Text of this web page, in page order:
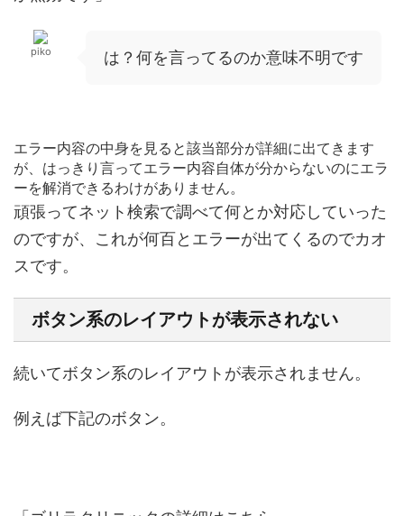
piko は？何を言ってるのか意味不明です
エラー内容の中身を見ると該当部分が詳細に出てきます
が、はっきり言ってエラー内容自体が分からないのにエラ
ーを解消できるわけがありません。
頑張ってネット検索で調べて何とか対応していった
のですが、これが何百とエラーが出てくるのでカオ
スです。
ボタン系のレイアウトが表示されない
続いてボタン系のレイアウトが表示されません。
例えば下記のボタン。